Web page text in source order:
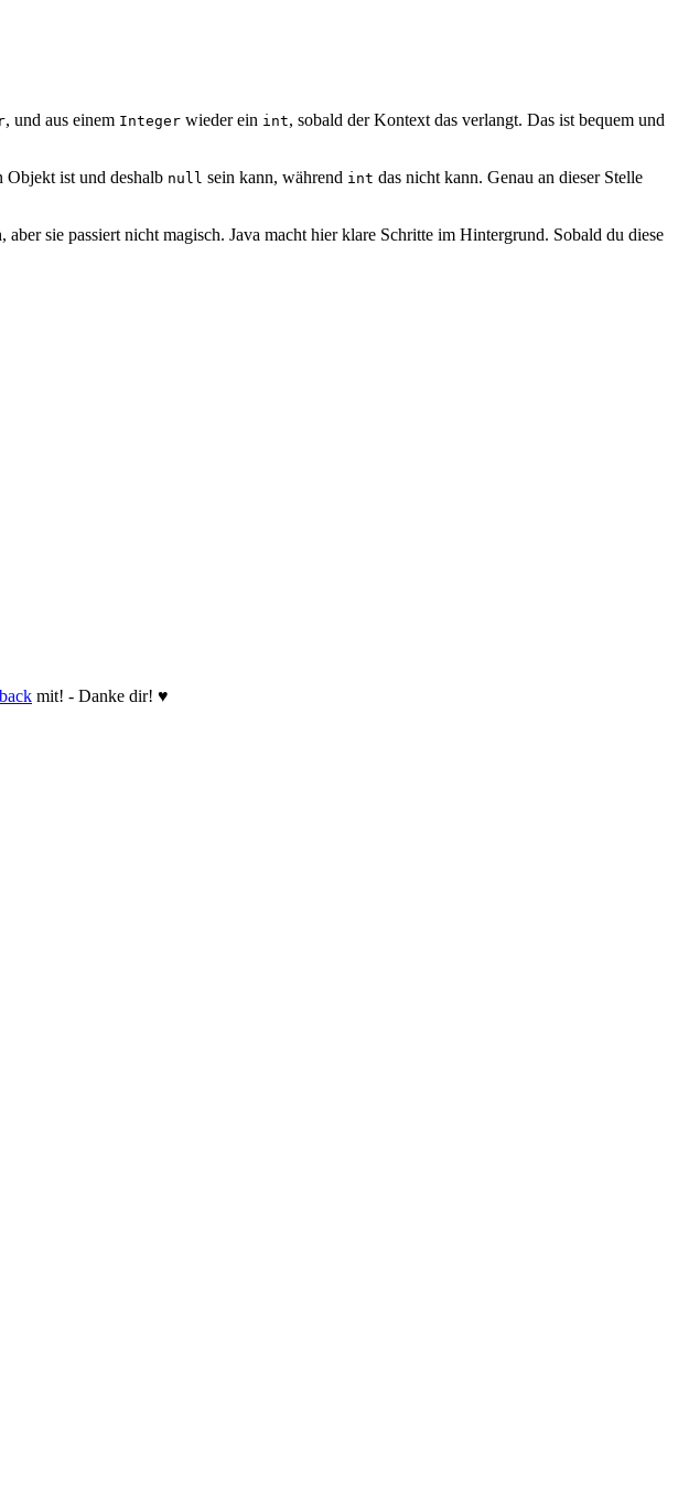
, und aus einem Integer wieder ein int, sobald der Kontext das verlangt. Das ist bequem und
Objekt ist und deshalb null sein kann, während int das nicht kann. Genau an dieser Stelle
sie passiert nicht magisch. Java macht hier klare Schritte im Hintergrund. Sobald du diese
mit! - Danke dir! ♥️